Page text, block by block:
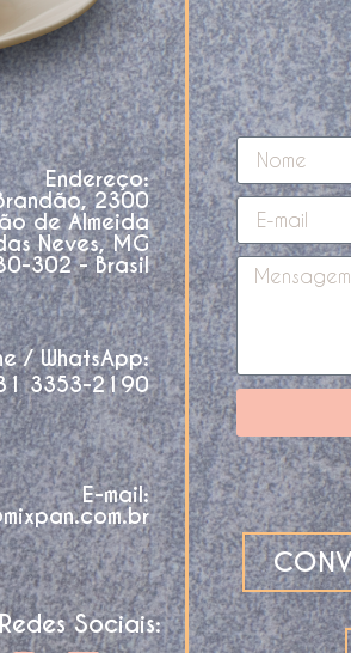
Endereço:
2300
de Almeida
Neves, MG
302 - Brasil
/ WhatsApp:
3353-2190
E-mail:
Redes Sociais: